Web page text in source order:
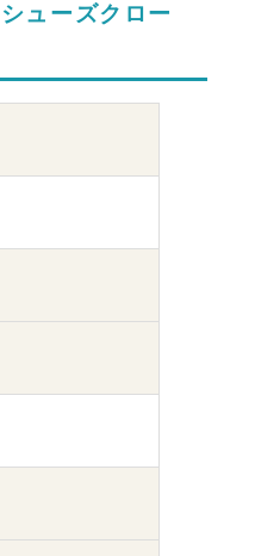
ューズクロー